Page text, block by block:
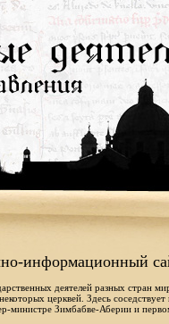
информационный
деятелей разных стран
церквей. Здесь
министре Зимбабве-Аберии и